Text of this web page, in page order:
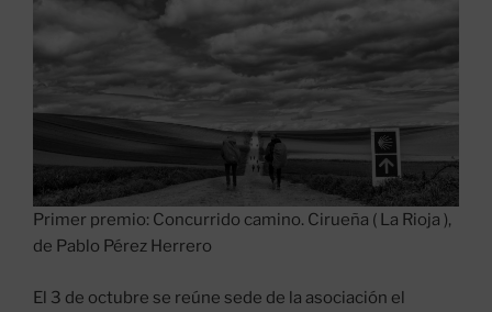
Primer premio: Concurrido camino. Cirueña ( La Rioja ),
de Pablo Pérez Herrero
El 3 de octubre se reúne sede de la asociación el